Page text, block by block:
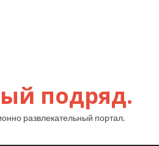
подряд.
развлекательный портал.